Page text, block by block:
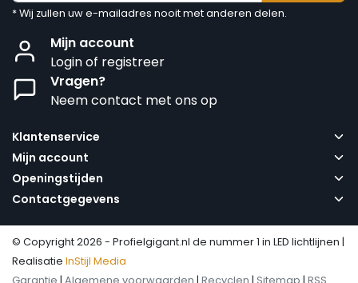
* Wij zullen uw e-mailadres nooit met anderen delen.
Mijn account
Login of registreer
Vragen?
Neem contact met ons op
Klantenservice
Mijn account
Openingstijden
Contactgegevens
© Copyright 2026 - Profielgigant.nl de nummer 1 in LED lichtlijnen |
Realisatie InStijl Media